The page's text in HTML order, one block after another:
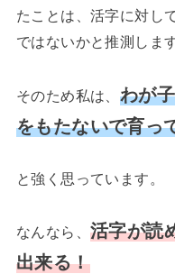
たことは、活字に対し
ではないかと推測します
そのため私は、 わが
をもたないで育っ
と強く思っています。
なんなら、 活字が読
出来る！